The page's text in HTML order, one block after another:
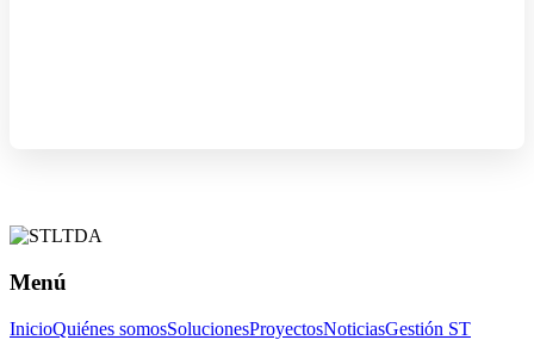
Menú
InicioQuiénes somosSolucionesProyectosNoticiasGestión ST